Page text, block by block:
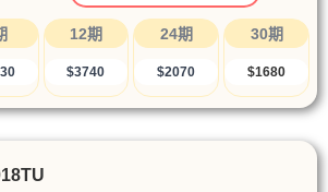
12期
$3740
24期
$2070
30期
$1680